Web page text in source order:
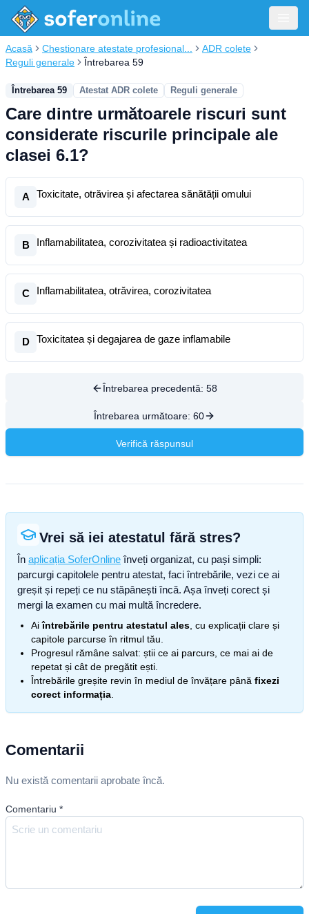
Acasă Chestionare atestate profesional...
ADR colete
Reguli generale
Întrebarea 59
Întrebarea 59 Atestat ADR colete Reguli generale
Care dintre următoarele riscuri sunt
considerate riscurile principale ale
clasei 6.1?
A Toxicitate, otrăvirea și afectarea sănătății omului
B Inflamabilitatea, corozivitatea și radioactivitatea
C Inflamabilitatea, otrăvirea, corozivitatea
D Toxicitatea și degajarea de gaze inflamabile
Întrebarea precedentă: 58
Întrebarea următoare: 60
Verifică răspunsul
Vrei să iei atestatul fără stres?
În aplicația SoferOnline înveți organizat, cu pași simpli:
parcurgi capitolele pentru atestat, faci întrebările, vezi ce ai
greșit și repeți ce nu stăpânești încă. Așa înveți corect și
mergi la examen cu mai multă încredere.
Aiîntrebările pentru atestatul ales , cu explicații clare și
capitole parcurse în ritmul tău.
Progresul rămâne salvat: știi ce ai parcurs, ce mai ai de
repetat și cât de pregătit ești.
Întrebările greșite revin în mediul de învățare până fixezi
corect informația
Comentarii
Nu există comentarii aprobate încă.
Comentariu *